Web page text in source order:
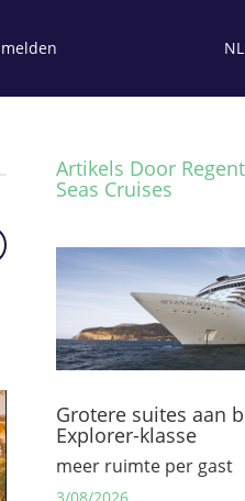
NL
Artikels Door
Seas Cruises
Grotere suites aan
Explorer-klasse
meer ruimte per gast